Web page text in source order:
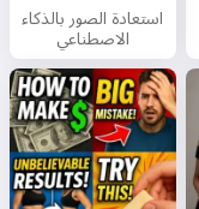
استعادة الصور بالذكاء
الاصطناعي